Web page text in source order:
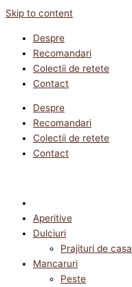
Skip to content
Despre
Recomandari
Colectii de retete
Contact
Despre
Recomandari
Colectii de retete
Contact
Aperitive
Dulciuri
Prajituri de casa
Mancaruri
Peste